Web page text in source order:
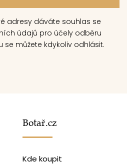
adresy dáváte souhlas se
údajů pro účely odběru
se můžete kdykoliv odhlásit.
Botař.cz
Kde koupit